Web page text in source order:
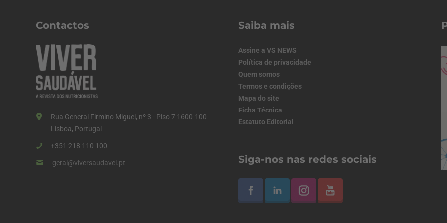
a
ã
o
d
o
s
o
n
Contactos
Rua General Firmino Miguel, nº 3 - Piso 7 1600-100
Lisboa, Portugal
+351 218 110 100
geral@viversaudavel.pt
Saiba mais
Assine a VS NEWS
Política de privacidade
Quem somos
Termos e condições
Mapa do site
Ficha Técnica
Estatuto Editorial
Siga-nos nas redes sociais